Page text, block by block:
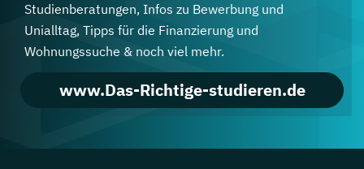
Studienberatungen, Infos zu Bewerbung und
Unialltag, Tipps für die Finanzierung und
Wohnungssuche & noch viel mehr.
www.Das-Richtige-studieren.de